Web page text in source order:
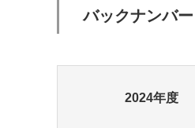
バックナンバー
2024年度